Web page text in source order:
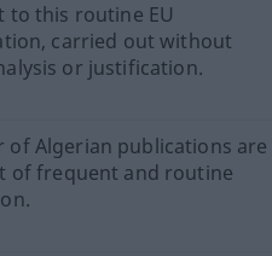
to this routine EU
carried out without
or justification.
of Algerian publications are
of frequent and routine